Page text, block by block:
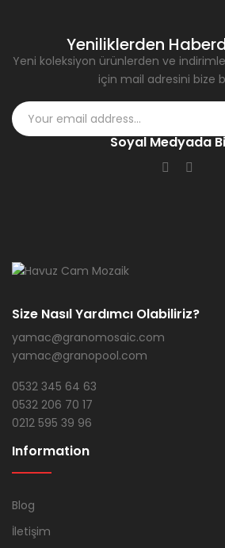
Yeniliklerden
Yeni koleksiyon ürünlerden ve
için mail adresini bize
Soyal Medyada
Size Nasıl Yardımcı Olabiliriz?
yamac@granomosaic.com
yamac@granopool.com
0532 345 64 63
0532 206 70 17
0212 595 39 96
Information
Blog
İletişim